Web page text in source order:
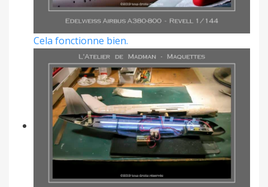
Cela fonctionne bien.